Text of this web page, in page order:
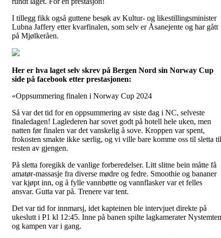
I tillegg fikk også guttene besøk av Kultur- og likestillingsminister
Lubna Jaffery etter kvarfinalen, som selv er Åsanejente og har gått
på Mjølkeråen.
Her er hva laget selv skrev på Bergen Nord sin Norway Cup
side på facebook etter prestasjonen:
«Oppsummering finalen i Norway Cup 2024
Så var det tid for en oppsummering av siste dag i NC, selveste
finaledagen! Laglederen har sovet godt på hotell hele uken, men
natten før finalen var det vanskelig å sove. Kroppen var spent,
frokosten smakte ikke særlig, og vi ville bare komme oss til sletta til
resten av gjengen.
På sletta foregikk de vanlige forberedelser. Litt slitne bein måtte få
amatør-massasje fra diverse mødre og fedre. Smoothie og bananer
var kjøpt inn, og å fylle vannbøtte og vannflasker var et felles
ansvar. Gutta var på. Trenere var tent.
Det var tid for innmarsj, idet kapteinen ble intervjuet direkte på
ukeslutt i P1 kl 12:45. Inne på banen spilte lagkamerater
og kampen var i gang.